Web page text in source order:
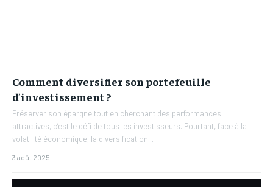
Comment diversifier son portefeuille
d’investissement ?
Préserver son épargne tout en cherchant des performances
attractives, c’est le défi de tous les investisseurs. Pourtant, face à la
volatilité économique, la diversification...
3 août 2025